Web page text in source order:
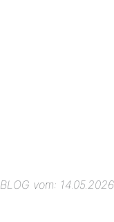
BLOG vom: 14.05.2026